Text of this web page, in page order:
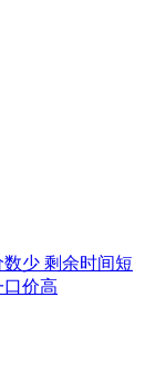
数少 剩余时间短
口价高